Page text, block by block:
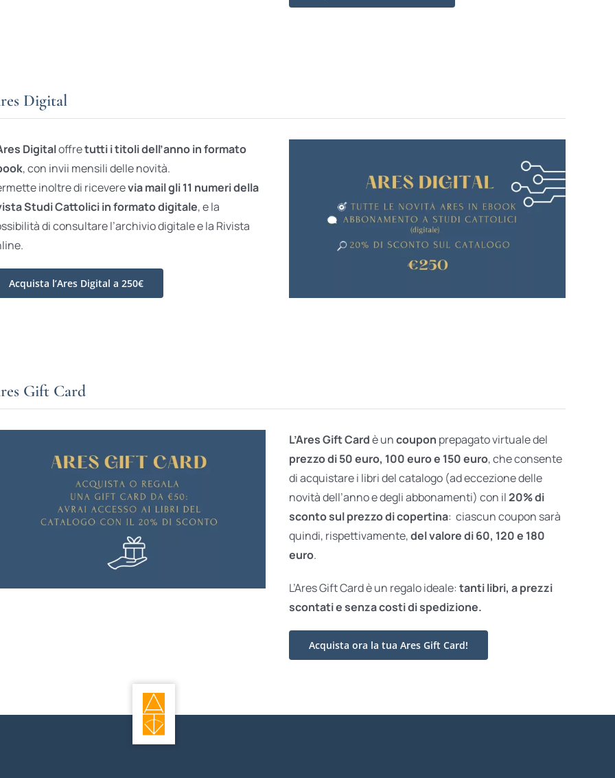
Digital
Digitaloffretutti i titoli dell’anno in formato
, con invii mensili delle novità.
inoltre di riceverevia mail gli 11 numeri della
Studi Cattolici in formato digitale, e la
di consultare l’archivio digitale e la Rivista
Acquista l’Ares Digital a 250€
Gift Card
L’Ares Gift Cardè uncoupon prepagato virtuale del
prezzo di 50 euro, 100 euro e 150 euro, che consente
di acquistare i libri del catalogo (ad eccezione delle
novità dell’anno e degli abbonamenti) con il20% di
sconto sul prezzo di copertina: ciascun coupon sarà
quindi, rispettivamente,del valore di 60, 120 e 180
euro.
L’Ares Gift Card è un regalo ideale: tanti libri, a prezzi
scontati esenza costi di spedizione.
Acquista ora la tua Ares Gift Card!